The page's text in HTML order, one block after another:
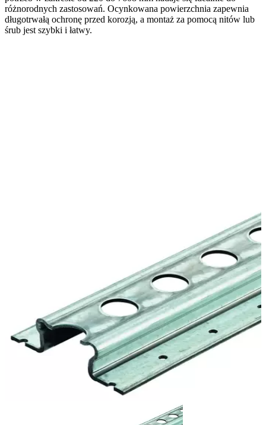
różnorodnych zastosowań. Ocynkowana powierzchnia zapewnia
długotrwałą ochronę przed korozją, a montaż za pomocą nitów lub
śrub jest szybki i łatwy.